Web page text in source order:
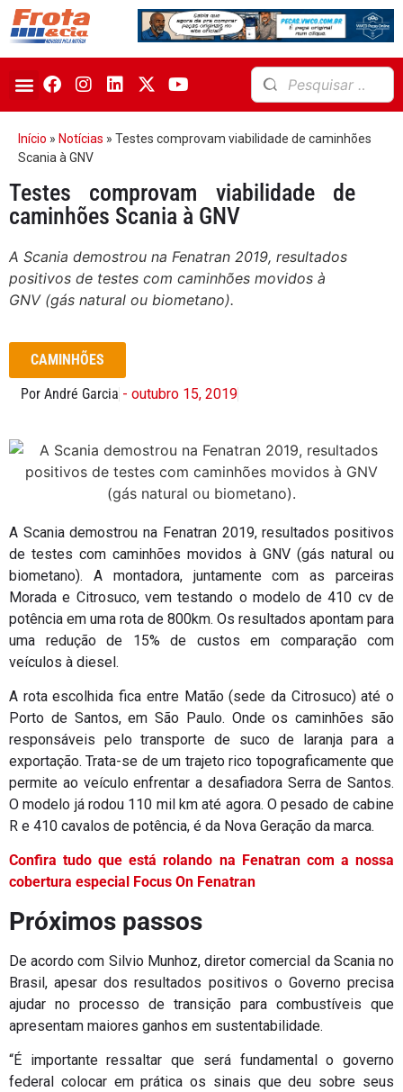
Início » Notícias » Testes comprovam viabilidade de caminhões
Scania à GNV
Testes comprovam viabilidade de
caminhões Scania à GNV
A Scania demostrou na Fenatran 2019, resultados
positivos de testes com caminhões movidos à
GNV (gás natural ou biometano).
CAMINHÕES
Por André Garcia - outubro 15, 2019
A Scania demostrou na Fenatran 2019, resultados positivos
de testes com caminhões movidos à GNV (gás natural ou
biometano). A montadora, juntamente com as parceiras
Morada e Citrosuco, vem testando o modelo de 410 cv de
potência em uma rota de 800km. Os resultados apontam para
uma redução de 15% de custos em comparação com
veículos à diesel.
A rota escolhida fica entre Matão (sede da Citrosuco) até o
Porto de Santos, em São Paulo. Onde os caminhões são
responsáveis pelo transporte de suco de laranja para a
exportação. Trata-se de um trajeto rico topograficamente que
permite ao veículo enfrentar a desafiadora Serra de Santos.
O modelo já rodou 110 mil km até agora. O pesado de cabine
R e 410 cavalos de potência, é da Nova Geração da marca.
Confira tudo que está rolando na Fenatran com a nossa
cobertura especial Focus On Fenatran
Próximos passos
De acordo com Silvio Munhoz, diretor comercial da Scania no
Brasil, apesar dos resultados positivos o Governo precisa
ajudar no processo de transição para combustíveis que
apresentam maiores ganhos em sustentabilidade.
“É importante ressaltar que será fundamental o governo
federal colocar em prática os sinais que deu sobre seus